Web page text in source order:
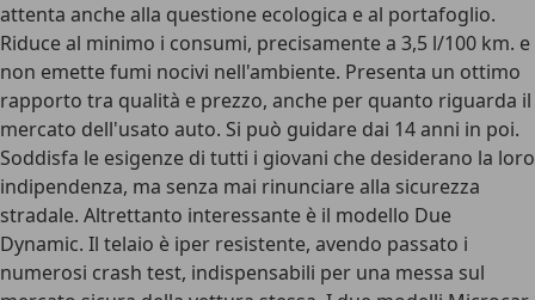
attenta anche alla questione ecologica e al portafoglio.
Riduce al minimo i consumi, precisamente a 3,5 l/100 km. e
non emette fumi nocivi nell'ambiente. Presenta un ottimo
rapporto tra qualità e prezzo, anche per quanto riguarda il
mercato dell'usato auto. Si può guidare dai 14 anni in poi.
Soddisfa le esigenze di tutti i giovani che desiderano la loro
indipendenza, ma senza mai rinunciare alla sicurezza
stradale. Altrettanto interessante è il modello Due
Dynamic. Il telaio è iper resistente, avendo passato i
numerosi crash test, indispensabili per una messa sul